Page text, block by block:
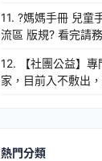
11. ?媽媽手冊 兒童
流區 版規? 看完請
12. 【社團公益】專
家，目前入不敷出
熱門分類